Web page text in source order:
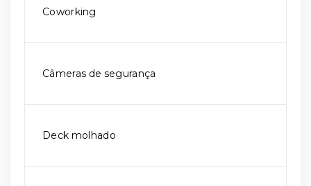
Coworking
Câmeras de segurança
Deck molhado